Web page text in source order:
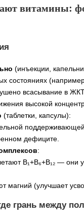
витамины:
(инъекции,
состояниях
всасывание в ЖКТ
высокой
(таблетки, капсулы):
дефиците.
:
В₁+В₆+В₁₂ — они
магний (улучшает
грань между